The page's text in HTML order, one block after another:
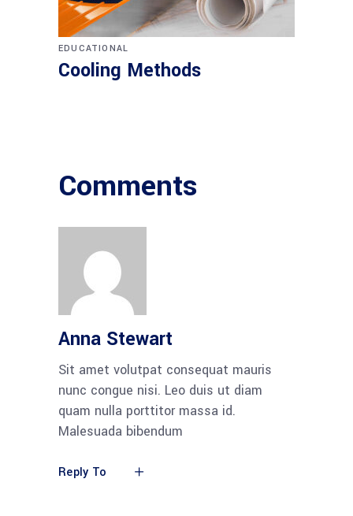
EDUCATIONAL
Cooling Methods
Comments
Anna Stewart
Sit amet volutpat consequat mauris
nunc congue nisi. Leo duis ut diam
quam nulla porttitor massa id.
Malesuada bibendum
Reply To